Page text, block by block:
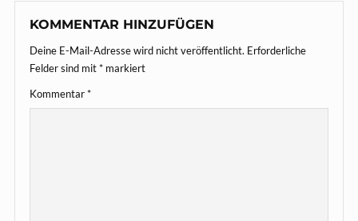
KOMMENTAR HINZUFÜGEN
Deine E-Mail-Adresse wird nicht veröffentlicht. Erforderliche
Felder sind mit* markiert
Kommentar*